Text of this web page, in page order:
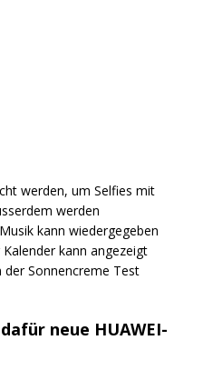
werden, um Selfies mit
werden
kann wiedergegeben
kann angezeigt
der Sonnencreme Test
neue HUAWEI-